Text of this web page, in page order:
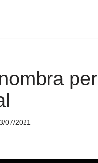
07/2021